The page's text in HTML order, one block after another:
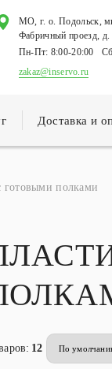
МО, г. о. Подольск,
Фабричный проезд, д.
Пн-Пт: 8:00-20:00
zakaz@inservo.ru
Доставка и
готовыми полками
12